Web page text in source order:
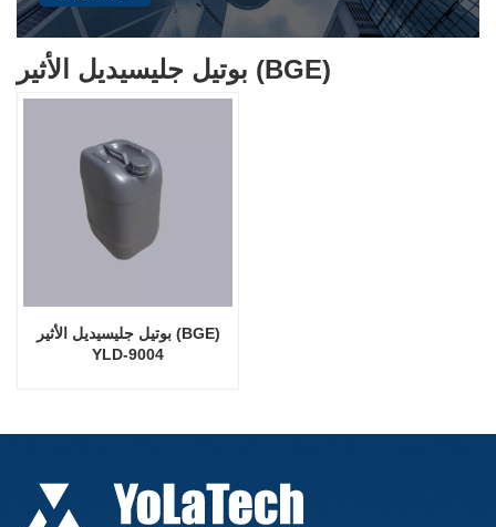
بوتيل جليسيديل الأثير (BGE)
بوتيل جليسيديل الأثير (BGE)
YLD-9004